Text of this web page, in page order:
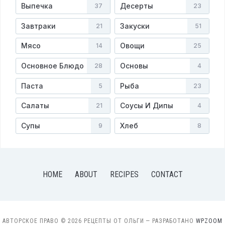
Выпечка 37 Десерты 23
Завтраки 21 Закуски 51
Мясо 14 Овощи 25
Основное Блюдо 28 Основы 4
Паста 5 Рыба 23
Салаты 21 Соусы И Дипы 4
Супы 9 Хлеб 8
HOME ABOUT RECIPES CONTACT
АВТОРСКОЕ ПРАВО © 2026 РЕЦЕПТЫ ОТ ОЛЬГИ — РАЗРАБОТАНО WPZOOM